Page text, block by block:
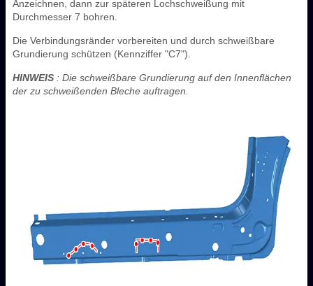
Anzeichnen, dann zur späteren Lochschweißung mit
Durchmesser 7 bohren.
Die Verbindungsränder vorbereiten und durch schweißbare
Grundierung schützen (Kennziffer "C7").
HINWEIS : Die schweißbare Grundierung auf den Innenflächen
der zu schweißenden Bleche auftragen.